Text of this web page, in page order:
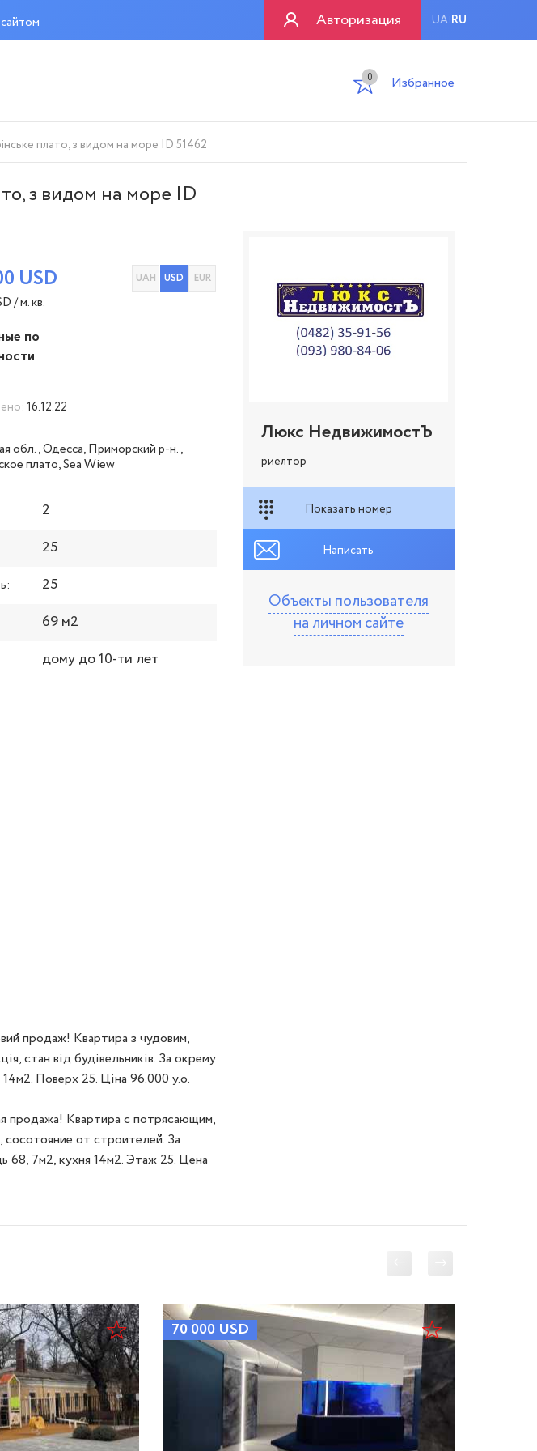
Авторизация UA|RU
0 Избранное
плато, з видом на море ID 51462
з видом на море ID
USD
/ м. кв.
UAH USD EUR
по
16.12.22
обл., Одесса, Приморский р-н.,
плато, Sea Wiew
2
25
25
69 м2
дому до 10-ти лет
продаж! Квартира з чудовим,
стан від будівельників. За окрему
Поверх 25. Ціна 96.000 у.о.
продажа! Квартира с потрясающим,
от строителей. За
68, 7м2, кухня 14м2. Этаж 25. Цена
Люкс НедвижимостЪ
риелтор
Показать номер
Написать
Объекты пользователя
на личном сайте
70 000 USD